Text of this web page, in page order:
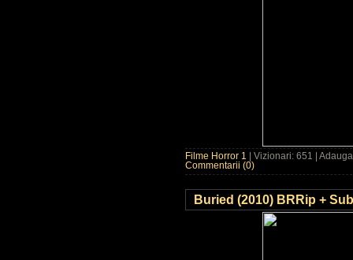
Filme Horror 1
| Vizionari: 651 |
Commentarii (0)
Buried (2010) BRRip +